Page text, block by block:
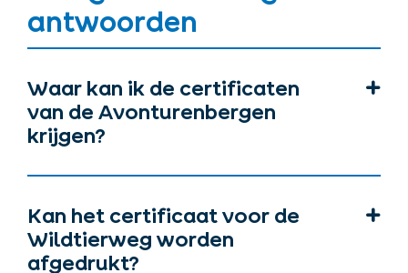
antwoorden
Waar kan ik de certificaten
van de Avonturenbergen
krijgen?
Kan het certificaat voor de
Wildtierweg worden
afgedrukt?